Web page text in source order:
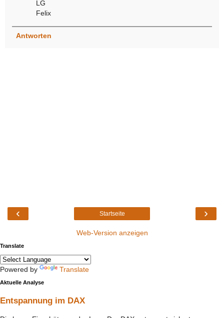
LG
Felix
Antworten
‹ ›
Startseite
Web-Version anzeigen
Translate
Powered by Translate
Aktuelle Analyse
Entspannung im DAX